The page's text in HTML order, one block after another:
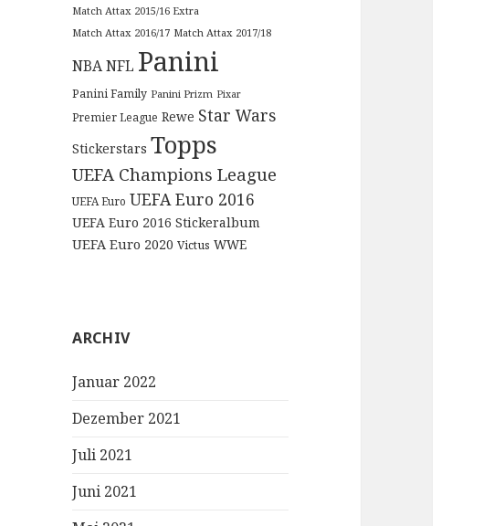
Match Attax 2015/16 Extra
Match Attax 2016/17 Match Attax 2017/18
NBANFL Panini
Panini Family Panini Prizm Pixar
Premier League Rewe Star Wars
Stickerstars Topps
UEFA Champions League
UEFA Euro UEFA Euro 2016
UEFA Euro 2016 Stickeralbum
UEFA Euro 2020 Victus WWE
ARCHIV
Januar 2022
Dezember 2021
Juli 2021
Juni 2021